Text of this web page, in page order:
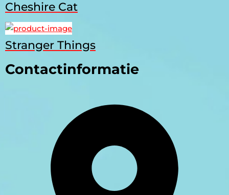
Cheshire Cat
Stranger Things
Contactinformatie